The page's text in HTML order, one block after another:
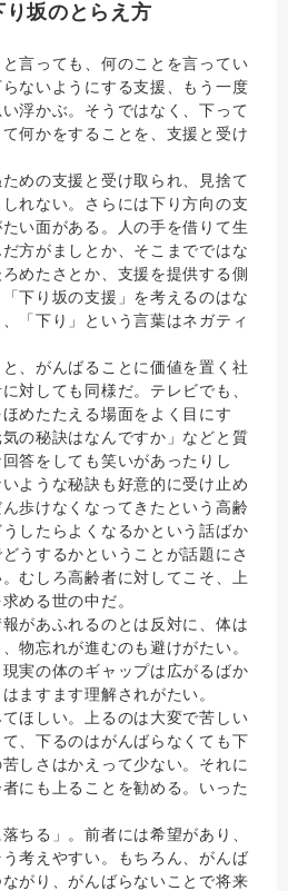
坂のとらえ方
言っても、何のことを言ってい
ないようにする支援、もう一度
い浮かぶ。そうではなく、下って
何かをすることを、支援と受け
めの支援と受け取られ、見捨て
れない。さらには下り方向の支
い面がある。人の手を借りて生
方がましとか、そこまでではな
めたさとか、支援を提供する側
下り坂の支援」を考えるのはな
「下り」という言葉はネガティ
、がんばることに価値を置く社
対しても同様だ。テレビでも、
めたたえる場面をよく目にす
の秘訣はなんですか」などと質
答をしても笑いがあったりし
ような秘訣も好意的に受け止め
歩けなくなってきたという高齢
したらよくなるかという話ばか
うするかということが話題にさ
むしろ高齢者に対してこそ、上
める世の中だ。
があふれるのとは反対に、体は
物忘れが進むのも避けがたい。
実の体のギャップは広がるばか
ますます理解されがたい。
ほしい。上るのは大変で苦しい
、下るのはがんばらなくても下
しさはかえって少ない。それに
にも上ることを勧める。いった
ちる」。前者には希望があり、
考えやすい。もちろん、がんば
がり、がんばらないことで将来